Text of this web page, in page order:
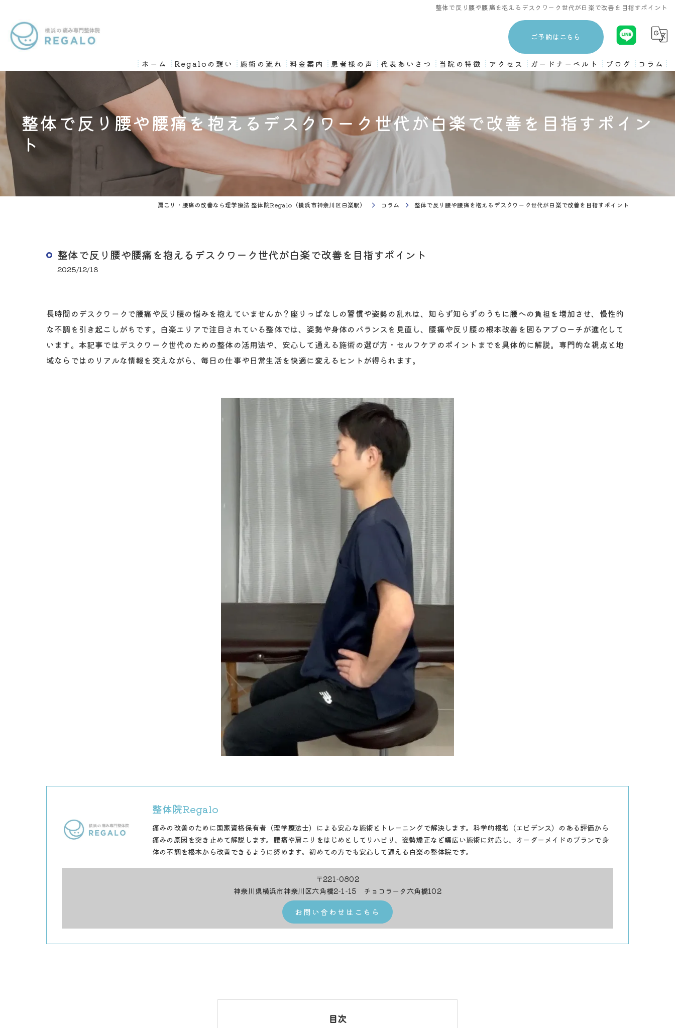
整体で反り腰や腰痛を抱えるデスクワーク世代が白楽で改善を目指すポイント
ご予約はこちら
ホーム Regaloの想い 施術の流れ 料金案内 患者様の声 代表あいさつ 当院の特徴
ストレッチ
ピラティス
トレーニング
アクセス ガードナーベルト ブログ コラム
整体で反り腰や腰痛を抱えるデスクワーク世代が白楽で改善を目指すポイン
ト
肩こり・腰痛の改善なら理学療法 整体院Regalo（横浜市神奈川区白楽駅） コラム 整体で反り腰や腰痛を抱えるデスクワーク世代が白楽で改善を目指すポイント
整体で反り腰や腰痛を抱えるデスクワーク世代が白楽で改善を目指すポイント
2025/12/18
長時間のデスクワークで腰痛や反り腰の悩みを抱えていませんか？座りっぱなしの習慣や姿勢の乱れは、知らず知らずのうちに腰への負担を増加させ、慢性的
な不調を引き起こしがちです。白楽エリアで注目されている整体では、姿勢や身体のバランスを見直し、腰痛や反り腰の根本改善を図るアプローチが進化して
います。本記事ではデスクワーク世代のための整体の活用法や、安心して通える施術の選び方・セルフケアのポイントまでを具体的に解説。専門的な視点と地
域ならではのリアルな情報を交えながら、毎日の仕事や日常生活を快適に変えるヒントが得られます。
整体院Regalo
痛みの改善のために国家資格保有者（理学療法士）による安心な施術とトレーニングで解決します。科学的根拠（エビデンス）のある評価から
痛みの原因を突き止めて解説します。腰痛や肩こりをはじめとしてリハビリ、姿勢矯正など幅広い施術に対応し、オーダーメイドのプランで身
体の不調を根本から改善できるように努めます。初めての方でも安心して通える白楽の整体院です。
〒221-0802
神奈川県横浜市神奈川区六角橋2-1-15 チョコラータ六角橋102
お問い合わせはこちら
目次